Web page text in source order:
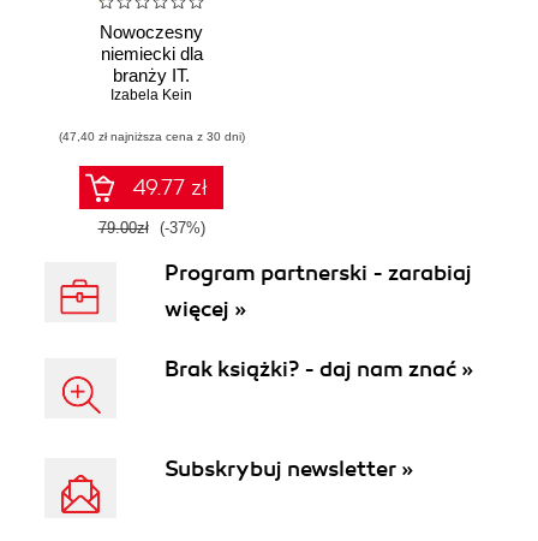
Nowoczesny
niemiecki dla
branży IT.
Praktyczne
ćwiczenia
Izabela Kein
(47,40 zł najniższa cena z 30 dni)
49.77 zł
79.00zł (-37%)
Program partnerski - zarabiaj
więcej »
Brak książki? - daj nam znać »
Subskrybuj newsletter »